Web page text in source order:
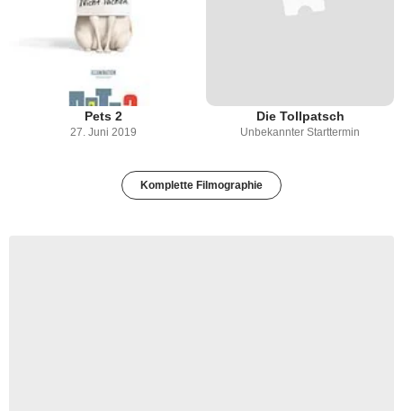
Pets 2
27. Juni 2019
Die Tollpatsch
Unbekannter Starttermin
Komplette Filmographie